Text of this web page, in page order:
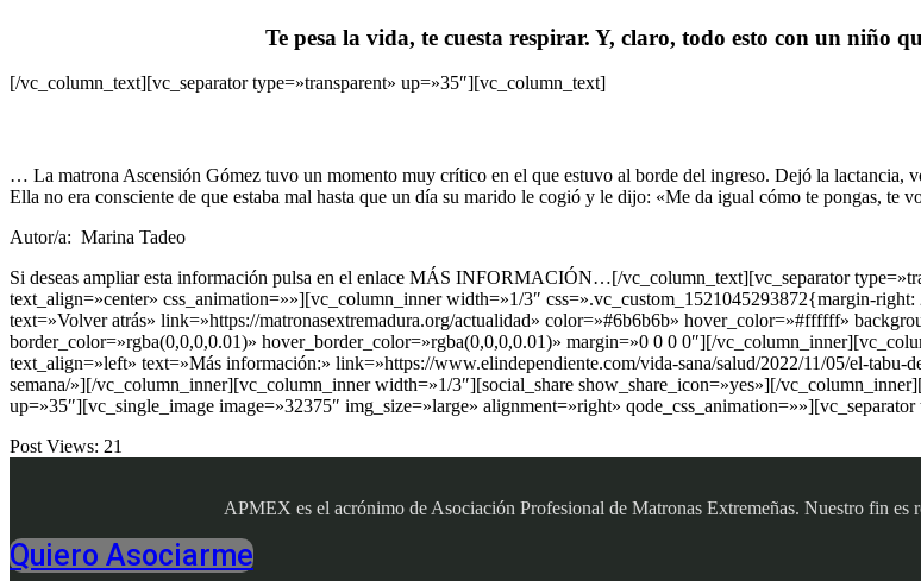
Te pesa la vida, te cuesta respirar. Y, claro, todo esto con un niño
[/vc_column_text][vc_separator type=»transparent» up=»35″][vc_column_text]
… La matrona Ascensión Gómez tuvo un momento muy crítico en el que estuvo al borde del ingreso. Dejó la lactancia,
Ella no era consciente de que estaba mal hasta que un día su marido le cogió y le dijo: «Me da igual cómo te pongas, te
Autor/a: Marina Tadeo
Si deseas ampliar esta información pulsa en el enlace MÁS INFORMACIÓN…[/vc_column_text][vc_separator
text_align=»center» css_animation=»»][vc_column_inner width=»1/3″ css=».vc_custom_1521045293872{margin-
text=»Volver atrás» link=»https://matronasextremadura.org/actualidad» color=»#6b6b6b» hover_color=»#ffffff»
border_color=»rgba(0,0,0,0.01)» hover_border_color=»rgba(0,0,0,0.01)» margin=»0 0 0 0″][/
text_align=»left» text=»Más información:» link=»https://www.elindependiente.com/vida-sana/salud/2022/11/05/el-tabu-
semana/»][/vc_column_inner][vc_column_inner width=»1/3″][social_share show_share_icon=»yes»][/
up=»35″][vc_single_image image=»32375″ img_size=»large» alignment=»right»
Post Views: 21
APMEX es el acrónimo de Asociación Profesional de Matronas Extremeñas. Nuestro fin es
Quiero Asociarme